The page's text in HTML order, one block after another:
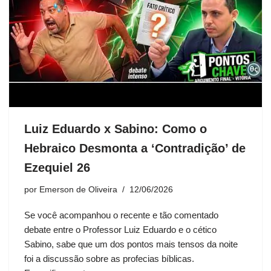
Luiz Eduardo x Sabino: Como o
Hebraico Desmonta a ‘Contradição’ de
Ezequiel 26
por Emerson de Oliveira 12/06/2026
Se você acompanhou o recente e tão comentado
debate entre o Professor Luiz Eduardo e o cético
Sabino, sabe que um dos pontos mais tensos da noite
foi a discussão sobre as profecias bíblicas.